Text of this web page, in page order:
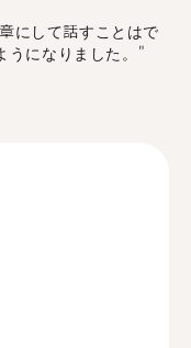
にして話すことはで
うになりました。"